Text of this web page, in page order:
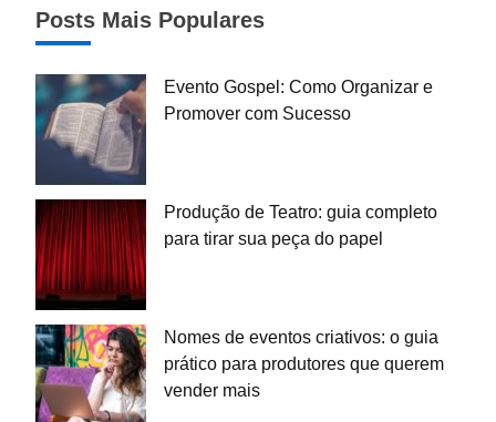
Posts Mais Populares
Evento Gospel: Como Organizar e
Promover com Sucesso
Produção de Teatro: guia completo
para tirar sua peça do papel
Nomes de eventos criativos: o guia
prático para produtores que querem
vender mais